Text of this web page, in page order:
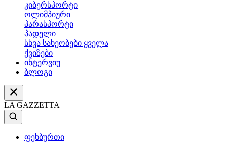
კიბერსპორტი
ოლიმპიური
პარასპორტი
პადელი
სხვა სახეობები ყველა
ქვიზები
ინტერვიუ
ბლოგი
LA GAZZETTA
ფეხბურთი